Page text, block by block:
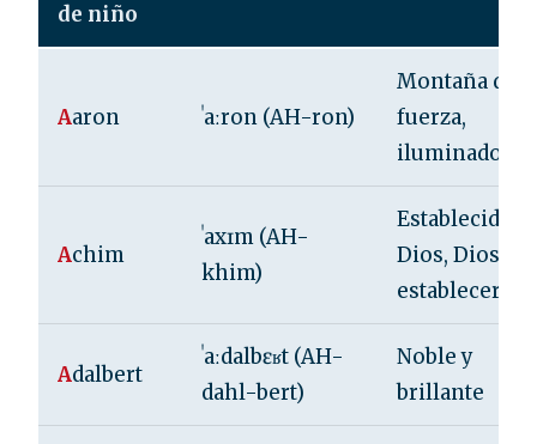
de niño
Aaron ˈaːron (AH-ron)
Montaña de
fuerza,
iluminado
Achim
ˈaxɪm (AH-
khim)
Establecido
Dios, Dios
establecerá
Adalbert
ˈaːdalbɛʁt (AH-
dahl-bert)
Noble y
brillante